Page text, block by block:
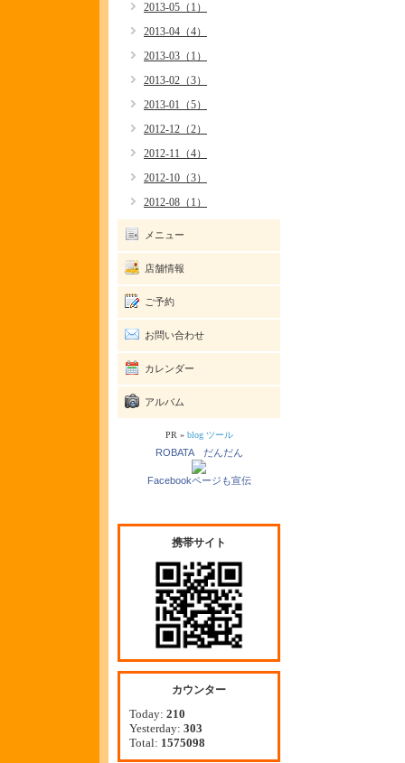
2013-05（1）
2013-04（4）
2013-03（1）
2013-02（3）
2013-01（5）
2012-12（2）
2012-11（4）
2012-10（3）
2012-08（1）
メニュー
店舗情報
ご予約
お問い合わせ
カレンダー
アルバム
PR » blog ツール
ROBATA だんだん
Facebookページも宣伝
携帯サイト
カウンター
Today: 210
Yesterday: 303
Total: 1575098